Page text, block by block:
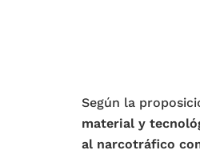
Según la
material y
al narcotráfico